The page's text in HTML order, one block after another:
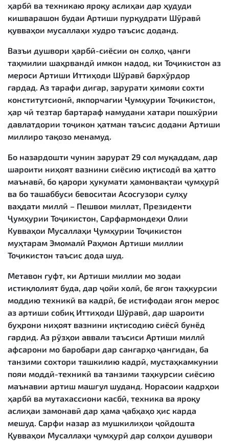
ҳарбӣ ва техникаю яроқу аслиҳаи дар ҳудуди
кишварашон будаи Артиши пурқудрати Шӯравӣ
қувваҳои мусаллаҳи худро таъсис доданд.
Вазъи душвори ҳарбӣ-сиёсии он солҳо, ҷанги
таҳмилии шаҳрвандӣ имкон надод, ки Тоҷикистон аз
мероси Артиши Иттиҳоди Шӯравӣ бархӯрдор
гардад. Аз тарафи дигар, зарурати ҳимояи сохти
конститутсионӣ, якпорчагии Ҷумҳурии Тоҷикистон,
ҳар чӣ тезтар бартараф намудани хатари пошхӯрии
давлатдории тоҷикон ҳатман таъсис додани Артиши
миллиро тақозо менамуд.
Бо назардошти чунин зарурат 29 сол муқаддам, дар
шароити ниҳоят вазнини сиёсию иқтисодӣ ва ҳатто
маънавӣ, бо қарори ҳукумати ҳамонвақтаи ҷумҳурӣ
ва бо ташаббуси бевоситаи Асосгузори сулҳу
ваҳдати миллӣ – Пешвои миллат, Президенти
Ҷумҳурии Тоҷикистон, Сарфармондеҳи Олии
Кувваҳои Мусаллаҳи Ҷумҳурии Тоҷикистон
муҳтарам Эмомалӣ Раҳмон Артиши миллии
Тоҷикистон таъсис дода шуд.
Метавон гуфт, ки Артиши миллии мо зодаи
истиқлолият буда, дар ҷойи холӣ, бе ягон таҳкурсии
моддию техникӣ ва кадрӣ, бе истифодаи ягон мерос
аз артиши собиқ Иттиҳоди Шӯравӣ, дар шароити
буҳрони ниҳоят вазнини иқтисодию сиёсӣ бунёд
гардид. Аз рӯзҳои аввали таъсиси Артиши миллӣ
афсарони мо баробари дар сангарҳо ҷангидан, ба
танзими сохтори ташкилию кадрӣ, мустаҳкамкунии
пояи моддӣ-техникӣ ва танзими таҳкурсии сиёсию
маънавии артиш машғул шуданд. Норасоии кадрҳои
ҳарбӣ ва мутахассиони касбӣ, техника ва яроқу
аслиҳаи замонавӣ дар ҳама ҷабҳаҳо ҳис карда
мешуд. Сарфи назар аз мушкилиҳои ҷойдошта
Қувваҳои Мусаллаҳи ҷумҳурӣ дар солҳои душвори